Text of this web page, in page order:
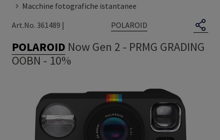
Macchine fotografiche istantanee
Art.No. 361489 |
POLAROID
POLAROID Now Gen 2 - PRMG GRADING
OOBN - 10%